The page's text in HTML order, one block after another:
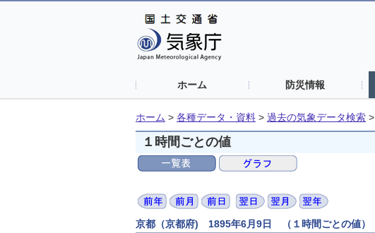
ホーム 防災情報
ホーム > 各種データ・資料 > 過去の気象データ検索 >
１時間ごとの値
京都（京都府) 1895年6月9日 （１時間ごとの値）